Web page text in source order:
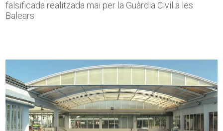
falsificada realitzada mai per la Guàrdia Civil a les
Balears